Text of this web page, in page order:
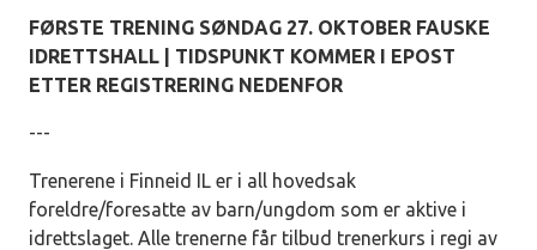
FØRSTE TRENING SØNDAG 27. OKTOBER FAUSKE
IDRETTSHALL | TIDSPUNKT KOMMER I EPOST
ETTER REGISTRERING NEDENFOR
---
Trenerene i Finneid IL er i all hovedsak
foreldre/foresatte av barn/ungdom som er aktive i
idrettslaget. Alle trenerne får tilbud trenerkurs i regi av